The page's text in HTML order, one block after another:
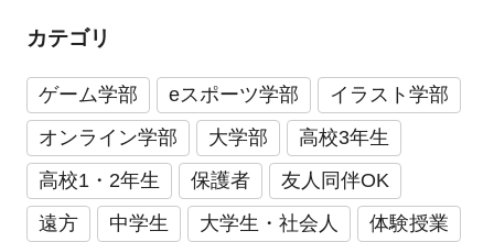
カテゴリ
ゲーム学部 eスポーツ学部
イラスト学部
オンライン学部
大学部
高校3年生
高校1・2年生
保護者
友人同伴OK
遠方
中学生 大学生・社会人
体験授業